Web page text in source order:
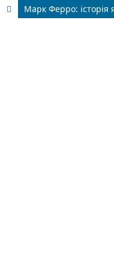
Марк Ферро: історія